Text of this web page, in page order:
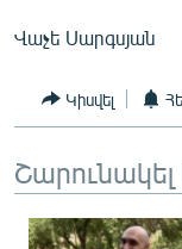
Վաչե Սարգսյան
Կիսվել